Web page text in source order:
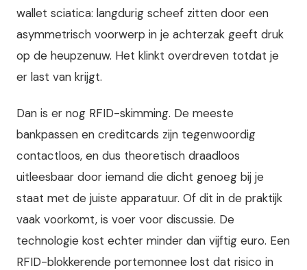
wallet sciatica: langdurig scheef zitten door een
asymmetrisch voorwerp in je achterzak geeft druk
op de heupzenuw. Het klinkt overdreven totdat je
er last van krijgt.
Dan is er nog RFID-skimming. De meeste
bankpassen en creditcards zijn tegenwoordig
contactloos, en dus theoretisch draadloos
uitleesbaar door iemand die dicht genoeg bij je
staat met de juiste apparatuur. Of dit in de praktijk
vaak voorkomt, is voer voor discussie. De
technologie kost echter minder dan vijftig euro. Een
RFID-blokkerende portemonnee lost dat risico in